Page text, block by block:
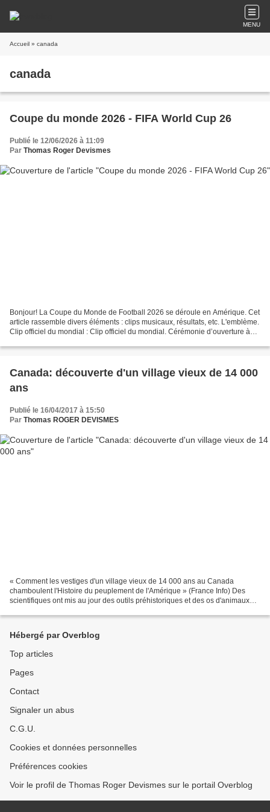
MENU
Accueil » canada
canada
Coupe du monde 2026 - FIFA World Cup 26
Publié le 12/06/2026 à 11:09
Par Thomas Roger Devismes
Bonjour! La Coupe du Monde de Football 2026 se déroule en Amérique. Cet
article rassemble divers éléments : clips musicaux, résultats, etc. L'emblème.
Clip officiel du mondial : Clip officiel du mondial. Cérémonie d’ouverture à
Canada: découverte d'un village vieux de 14 000
ans
Publié le 16/04/2017 à 15:50
Par Thomas ROGER DEVISMES
« Comment les vestiges d'un village vieux de 14 000 ans au Canada
chamboulent l'Histoire du peuplement de l'Amérique » (France Info) Des
scientifiques ont mis au jour des outils préhistoriques et des os d'animaux
Hébergé par Overblog
Top articles
Pages
Contact
Signaler un abus
C.G.U.
Cookies et données personnelles
Préférences cookies
Voir le profil de Thomas Roger Devismes sur le portail Overblog